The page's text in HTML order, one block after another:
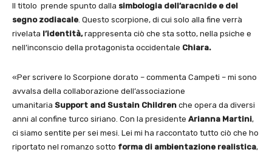
Il titolo prende spunto dalla simbologia dell’aracnide e del
segno zodiacale . Questo scorpione, di cui solo alla fine verrà
rivelata l’identità,rappresenta ciò che sta sotto, nella psiche e
nell’inconscio della protagonista occidentale Chiara.
«Per scrivere lo Scorpione dorato – commenta Campeti – mi sono
avvalsa della collaborazione dell’associazione
umanitaria Support and Sustain Children che opera da diversi
anni al confine turco siriano. Con la presidente Arianna Martini,
ci siamo sentite per sei mesi. Lei mi ha raccontato tutto ciò che ho
riportato nel romanzo sotto forma di ambientazione realistica,